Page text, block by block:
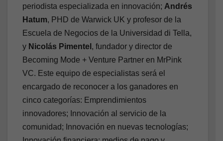
periodista especializada en innovación; Andrés
Hatum, PHD de Warwick UK y profesor de la
Escuela de Negocios de la Universidad di Tella,
y Nicolás Pimentel , fundador y director de
Becoming Mode + Venture Partner en MrPink
VC. Este equipo de especialistas será el
encargado de reconocer a los ganadores en
cinco categorías: Emprendimientos
innovadores; Innovación al servicio de la
comunidad; Innovación en nuevas tecnologías;